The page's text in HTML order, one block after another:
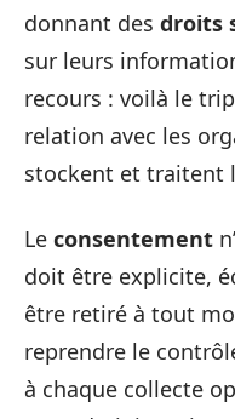
donnant des droits
sur leurs
recours : voilà le
relation avec les
stockent et traitent
Le consentement
doit être explicite,
être retiré à tout
reprendre le
à chaque collecte